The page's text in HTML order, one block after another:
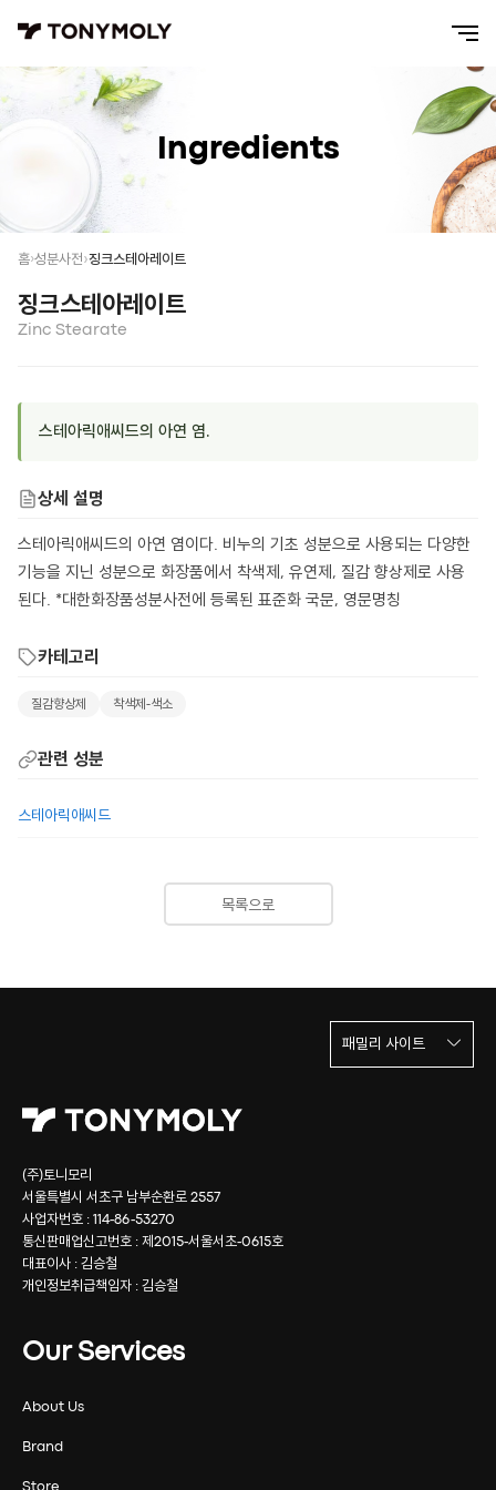
Ingredients
홈 성분사전 징크스테아레이트
징크스테아레이트
Zinc Stearate
스테아릭애씨드의 아연 염.
상세 설명
스테아릭애씨드의 아연 염이다. 비누의 기초 성분으로 사용되는 다양한
기능을 지닌 성분으로 화장품에서 착색제, 유연제, 질감 향상제로 사용
된다. *대한화장품성분사전에 등록된 표준화 국문, 영문명칭
카테고리
질감향상제 착색제-색소
관련 성분
스테아릭애씨드
목록으로
(주)토니모리
서울특별시 서초구 남부순환로 2557
사업자번호 : 114-86-53270
통신판매업신고번호 : 제2015-서울서초-0615호
대표이사 : 김승철
개인정보취급책임자 : 김승철
Our Services
About Us
Brand
Store
패밀리 사이트